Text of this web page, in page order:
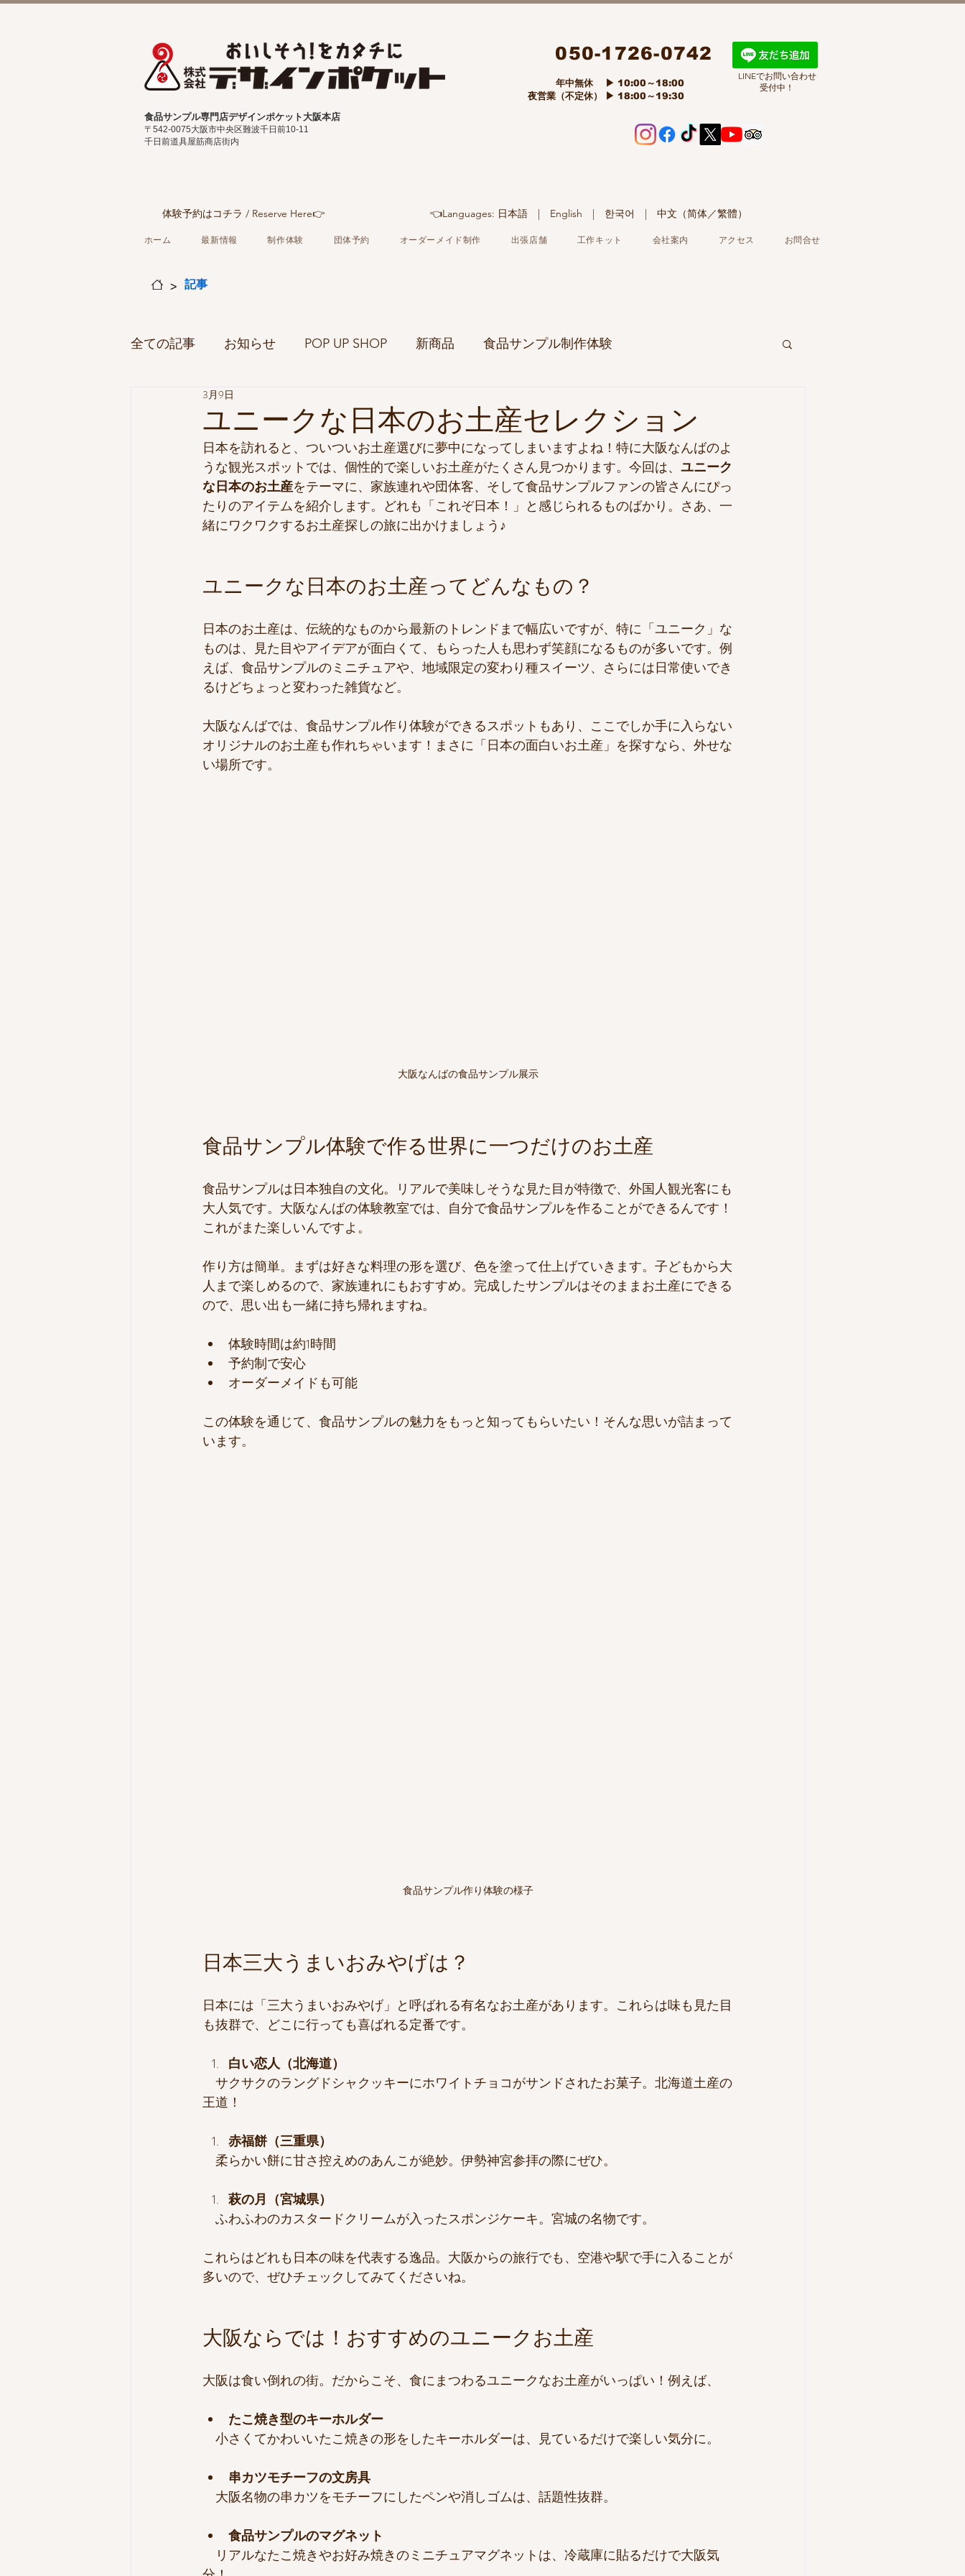
食品サンプル専門店デザインポケット大阪本店
〒542-0075大阪市中央区難波千日前10-11
千日前道具屋筋商店街内
050-1726-0742
​ 年中無休 ▶ 10:00～18:00
夜営業（不定休） ▶ 18:00～19:30
LINEでお問い合わせ
受付中！
体験予約はコチラ / Reserve Here👉 👈Languages: 日本語 | English | 한국어 | 中文（简体／繁體）
ホーム 最新情報 制作体験 団体予約 オーダーメイド制作 出張店舗 工作キット 会社案内 アクセス お問合せ
全ての記事 お知らせ POP UP SHOP 新商品 食品サンプル制作体験
食品サンプル工作キット
ユニークな日本のお土産セレクション
3月9日
日本を訪れると、ついついお土産選びに夢中になってしまいますよね！特に大阪なんばのよ
うな観光スポットでは、個性的で楽しいお土産がたくさん見つかります。今回は、 ユニーク
な日本のお土産をテーマに、家族連れや団体客、そして食品サンプルファンの皆さんにぴっ
たりのアイテムを紹介します。どれも「これぞ日本！」と感じられるものばかり。さあ、一
緒にワクワクするお土産探しの旅に出かけましょう♪
ユニークな日本のお土産ってどんなもの？
日本のお土産は、伝統的なものから最新のトレンドまで幅広いですが、特に「ユニーク」な
ものは、見た目やアイデアが面白くて、もらった人も思わず笑顔になるものが多いです。例
えば、食品サンプルのミニチュアや、地域限定の変わり種スイーツ、さらには日常使いでき
るけどちょっと変わった雑貨など。
大阪なんばでは、食品サンプル作り体験ができるスポットもあり、ここでしか手に入らない
オリジナルのお土産も作れちゃいます！まさに「日本の面白いお土産」を探すなら、外せな
い場所です。
大阪なんばの食品サンプル展示
食品サンプル体験で作る世界に一つだけのお土産
食品サンプルは日本独自の文化。リアルで美味しそうな見た目が特徴で、外国人観光客にも
大人気です。大阪なんばの体験教室では、自分で食品サンプルを作ることができるんです！
これがまた楽しいんですよ。
作り方は簡単。まずは好きな料理の形を選び、色を塗って仕上げていきます。子どもから大
人まで楽しめるので、家族連れにもおすすめ。完成したサンプルはそのままお土産にできる
ので、思い出も一緒に持ち帰れますね。
体験時間は約1時間
予約制で安心
オーダーメイドも可能
この体験を通じて、食品サンプルの魅力をもっと知ってもらいたい！そんな思いが詰まって
います。
食品サンプル作り体験の様子
日本三大うまいおみやげは？
日本には「三大うまいおみやげ」と呼ばれる有名なお土産があります。これらは味も見た目
も抜群で、どこに行っても喜ばれる定番です。
白い恋人（北海道）
サクサクのラングドシャクッキーにホワイトチョコがサンドされたお菓子。北海道土産の
王道！
赤福餅（三重県）
柔らかい餅に甘さ控えめのあんこが絶妙。伊勢神宮参拝の際にぜひ。
萩の月（宮城県）
ふわふわのカスタードクリームが入ったスポンジケーキ。宮城の名物です。
これらはどれも日本の味を代表する逸品。大阪からの旅行でも、空港や駅で手に入ることが
多いので、ぜひチェックしてみてくださいね。
大阪ならでは！おすすめのユニークお土産
大阪は食い倒れの街。だからこそ、食にまつわるユニークなお土産がいっぱい！例えば、
たこ焼き型のキーホルダー
小さくてかわいいたこ焼きの形をしたキーホルダーは、見ているだけで楽しい気分に。
串カツモチーフの文房具
大阪名物の串カツをモチーフにしたペンや消しゴムは、話題性抜群。
食品サンプルのマグネット
リアルなたこ焼きやお好み焼きのミニチュアマグネットは、冷蔵庫に貼るだけで大阪気
> 記事